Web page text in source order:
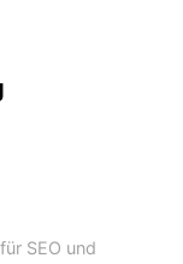
SEO und